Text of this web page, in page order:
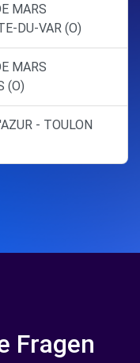
MARS
DU-VAR (O)
MARS
(O)
- TOULON
Fragen